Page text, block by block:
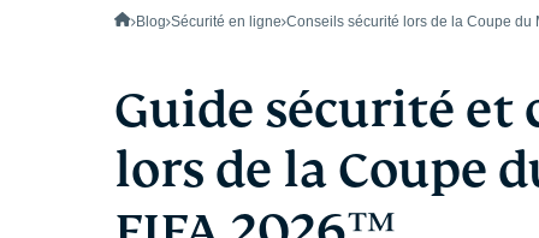
Blog Sécurité en ligne Conseils sécurité lors de la Coupe du
Guide sécurité
lors de la Coupe